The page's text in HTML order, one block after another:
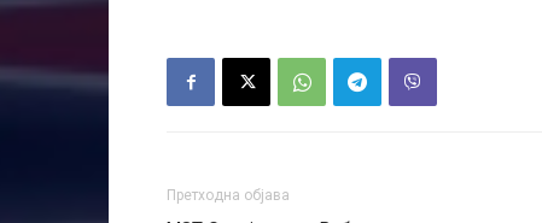
Претходна објава